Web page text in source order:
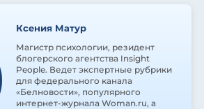
Ксения Матур
Магистр психологии, резидент
блогерского агентства Insight
People. Ведет экспертные рубрики
для федерального канала
«Белновости», популярного
интернет-журнала Woman.ru, а